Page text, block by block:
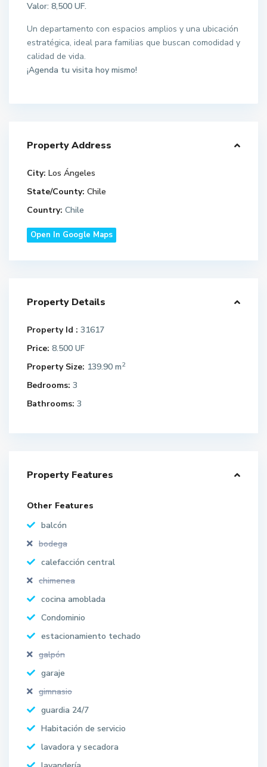
Valor: 8,500 UF.
Un departamento con espacios amplios y una ubicación
estratégica, ideal para familias que buscan comodidad y
calidad de vida.
¡Agenda tu visita hoy mismo!
Property Address
City: Los Ángeles
State/County: Chile
Country: Chile
Open In Google Maps
Property Details
Property Id : 31617
Price: 8.500 UF
Property Size: 139.90 m2
Bedrooms: 3
Bathrooms: 3
Property Features
Other Features
balcón
bodega
calefacción central
chimenea
cocina amoblada
Condominio
estacionamiento techado
galpón
garaje
gimnasio
guardia 24/7
Habitación de servicio
lavadora y secadora